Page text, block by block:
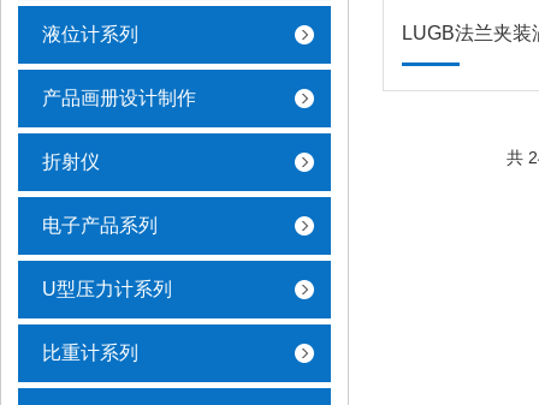
液位计系列
产品画册设计制作
折射仪
电子产品系列
U型压力计系列
比重计系列
LUGB法兰夹装
共